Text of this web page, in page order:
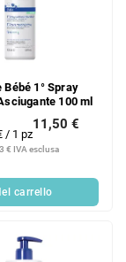
Bébé 1° Spray
100 ml
€ IVA esclusa
11,50 €
/ 1 pz
carrello